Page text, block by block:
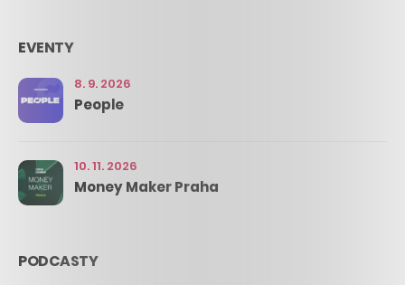
EVENTY
8. 9. 2026
People
10. 11. 2026
Money Maker Praha
PODCASTY